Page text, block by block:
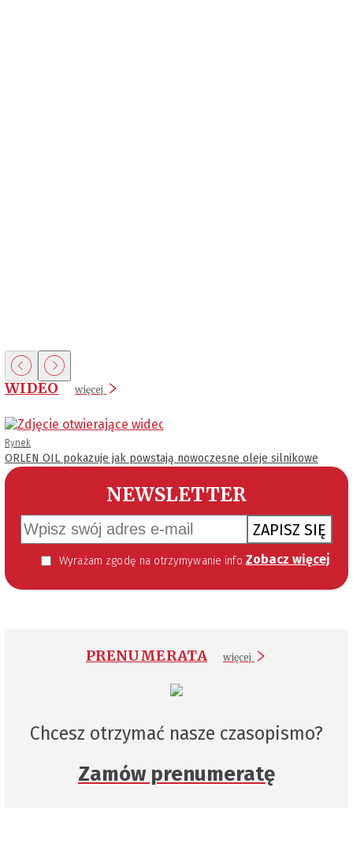
WIDEO więcej
Rynek
ORLEN OIL pokazuje jak powstają nowoczesne oleje silnikowe
NEWSLETTER
ZAPISZ SIĘ
Wyrażam zgodę na otrzymywanie informacji handlowej kierowanej do mnie za pomocą środków komunikacji elektronicznej w szczególności poczty elektronicznej zgodnie z przepisem art. 10 ust 2 ustawy z dnia 18 lipca 2002 roku o świadczeniu usług drogą elektroniczną (Dz. U. 144 z 2002 r. poz. 1204). Zgoda jest dobrowolna, jednak jej wyrażenie jest konieczne, aby otrzymywać newsletter. Zobacz więcej
PRENUMERATA więcej
Chcesz otrzymać nasze czasopismo?
Zamów prenumeratę